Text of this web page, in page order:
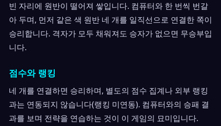
빈 자리에 원반이 떨어져 쌓입니다. 컴퓨터와 한 번씩 번갈
아 두며, 먼저 같은 색 원반 네 개를 일직선으로 연결한 쪽이
승리합니다. 격자가 모두 채워져도 승자가 없으면 무승부입
니다.
점수와 랭킹
네 개를 연결하면 승리하며, 별도의 점수 집계나 외부 랭킹
과는 연동되지 않습니다(랭킹 미연동). 컴퓨터와의 승패 결
과를 보며 전략을 연습하는 것이 이 게임의 묘미입니다.